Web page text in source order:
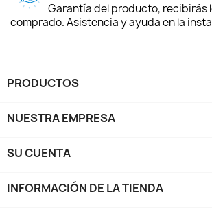
Garantía del producto, recibirás
comprado. Asistencia y ayuda en la
PRODUCTOS
NUESTRA EMPRESA
SU CUENTA
INFORMACIÓN DE LA TIENDA